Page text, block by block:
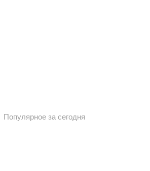
Популярное за сегодня